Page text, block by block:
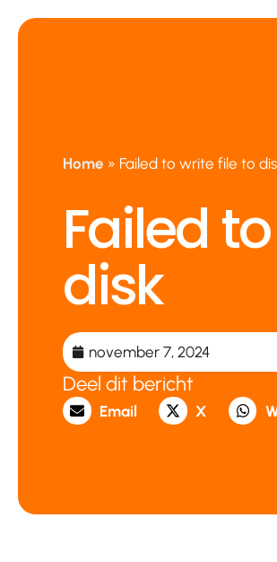
naar
Home » Failed to write file to
Failed
disk
november 7, 2024
Deel dit bericht
Email X